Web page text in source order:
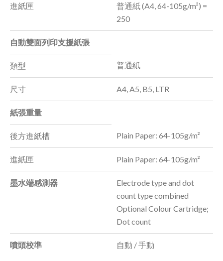
進紙匣
普通紙 (A4, 64-105g/m²) =
250
自動雙面列印支援紙張
類型 普通紙
尺寸 A4, A5, B5, LTR
紙張重量
後方進紙槽 Plain Paper: 64-105g/m²
進紙匣 Plain Paper: 64-105g/m²
墨水端感測器
Electrode type and dot
count type combined
Optional Colour Cartridge;
Dot count
噴頭校準 自動 / 手動